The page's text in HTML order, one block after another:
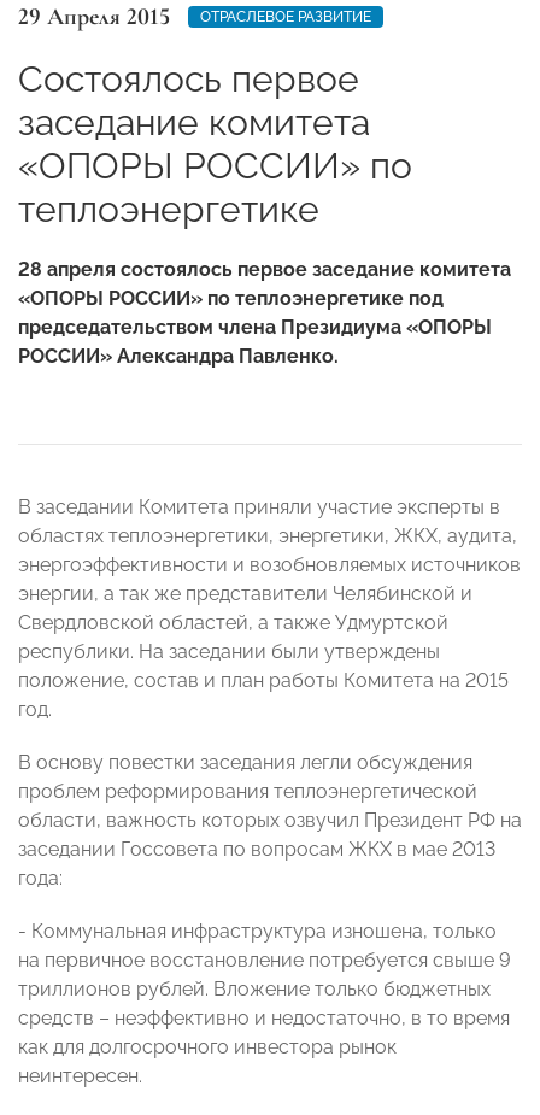
29 Апреля 2015 ОТРАСЛЕВОЕ РАЗВИТИЕ
Cостоялось первое
заседание комитета
«ОПОРЫ РОССИИ» по
теплоэнергетике
28 апреля состоялось первое заседание комитета
«ОПОРЫ РОССИИ» по теплоэнергетике под
председательством члена Президиума «ОПОРЫ
РОССИИ» Александра Павленко.
В заседании Комитета приняли участие эксперты в
областях теплоэнергетики, энергетики, ЖКХ, аудита,
энергоэффективности и возобновляемых источников
энергии, а так же представители Челябинской и
Свердловской областей, а также Удмуртской
республики. На заседании были утверждены
положение, состав и план работы Комитета на 2015
год.
В основу повестки заседания легли обсуждения
проблем реформирования теплоэнергетической
области, важность которых озвучил Президент РФ на
заседании Госсовета по вопросам ЖКХ в мае 2013
года:
- Коммунальная инфраструктура изношена, только
на первичное восстановление потребуется свыше 9
триллионов рублей. Вложение только бюджетных
средств – неэффективно и недостаточно, в то время
как для долгосрочного инвестора рынок
неинтересен.